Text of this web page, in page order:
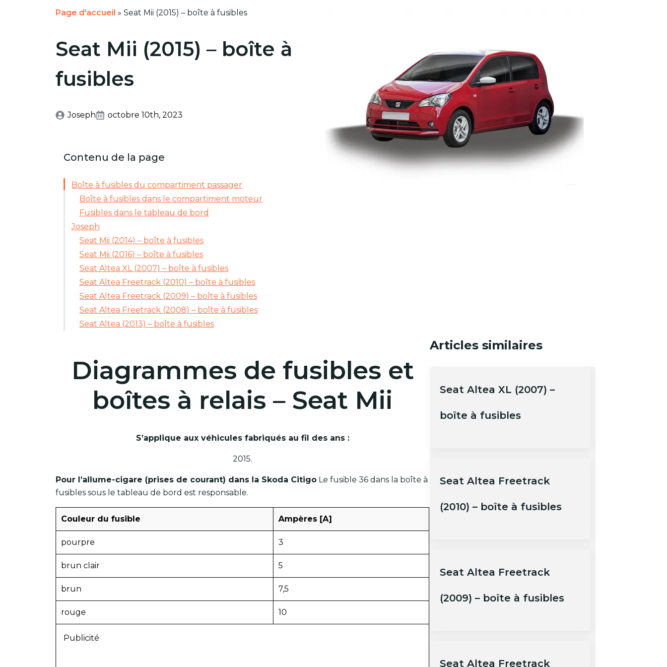
Page d'accueil » Seat Mii (2015) – boîte à fusibles
Seat Mii (2015) – boîte à
fusibles
Joseph octobre 10th, 2023
Contenu de la page
Boîte à fusibles du compartiment passager
Boîte à fusibles dans le compartiment moteur
Fusibles dans le tableau de bord
Joseph
Seat Mii (2014) – boîte à fusibles
Seat Mii (2016) – boîte à fusibles
Seat Altea XL (2007) – boîte à fusibles
Seat Altea Freetrack (2010) – boîte à fusibles
Seat Altea Freetrack (2009) – boîte à fusibles
Seat Altea Freetrack (2008) – boîte à fusibles
Seat Altea (2013) – boîte à fusibles
Diagrammes de fusibles et
boîtes à relais – Seat Mii
S’applique aux véhicules fabriqués au fil des ans :
2015.
Pour l’allume-cigare (prises de courant) dans la Skoda Citigo Le fusible 36 dans la boîte à
fusibles sous le tableau de bord est responsable.
Couleur du fusible Ampères [A]
pourpre 3
brun clair 5
brun 7,5
rouge 10
Publicité
Articles similaires
Seat Altea XL (2007) –
boîte à fusibles
Seat Altea Freetrack
(2010) – boîte à fusibles
Seat Altea Freetrack
(2009) – boîte à fusibles
Seat Altea Freetrack